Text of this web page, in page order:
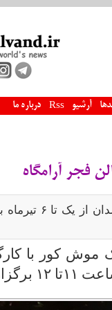
آرشیو Rss درباره ما
فجر آرامگاه
۲۷امین جشنواره بین المللی کودک و نوجوان
موش کور با
شد.